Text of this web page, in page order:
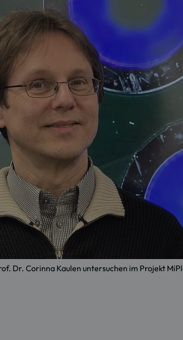
Dr. Corinna Kaulen untersuchen im Projekt